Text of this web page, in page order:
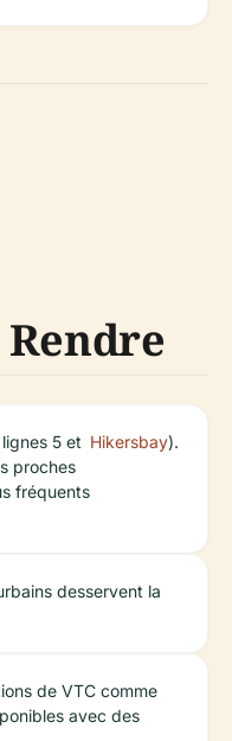
5 et
proches
fréquents
Hikersbay).
desservent la
de VTC comme
avec des